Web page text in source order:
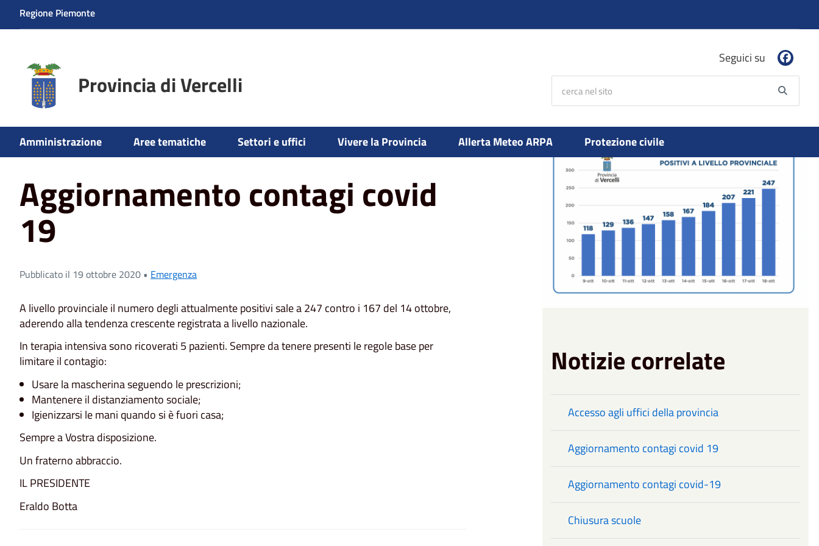
Regione Piemonte
Provincia di Vercelli
Seguici su
Amministrazione Aree tematiche Settori e uffici Vivere la Provincia Allerta Meteo ARPA Protezione civile
Home News Emergenza Aggiornamento contagi covid 19
Aggiornamento contagi covid
19
Pubblicato il 19 ottobre 2020 • Emergenza
A livello provinciale il numero degli attualmente positivi sale a 247 contro i 167 del 14 ottobre,
aderendo alla tendenza crescente registrata a livello nazionale.
In terapia intensiva sono ricoverati 5 pazienti. Sempre da tenere presenti le regole base per
limitare il contagio:
Usare la mascherina seguendo le prescrizioni;
Mantenere il distanziamento sociale;
Igienizzarsi le mani quando si è fuori casa;
Sempre a Vostra disposizione.
Un fraterno abbraccio.
IL PRESIDENTE
Eraldo Botta
Notizie correlate
Accesso agli uffici della provincia
Aggiornamento contagi covid 19
Aggiornamento contagi covid-19
Chiusura scuole